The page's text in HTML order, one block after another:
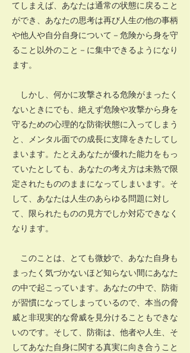
てしまえば、あなたは通常の状態に戻ること
ができ、あなたの思考は再び人生の他の事柄
や他人や自分自身について－危険から身を守
ること以外のこと－に集中できるようになり
ます。
しかし、何かに攻撃される危険がまったく
ないときにでも、絶えず危険や攻撃から身を
守るための心理的な防衛状態に入ってしまう
と、メンタル面での成長に支障をきたしてし
まいます。たとえあなたが優れた能力をもっ
ていたとしても、あなたの考え方は未熟で限
定されたもののままになってしまいます。そ
して、あなたは人生のあらゆる問題に対し
て、限られたものの見方でしか対応できなく
なります。
このことは、とても微妙で、あなた自身も
まったく気づかないほど知らない間にあなた
の中で起こっています。あなたの中で、防衛
が習慣になってしまっているので、本当の脅
威と非現実的な脅威を見分けることもできな
いのです。そして、防衛は、他者や人生、そ
してあなた自身に関する真実に向き合うこと